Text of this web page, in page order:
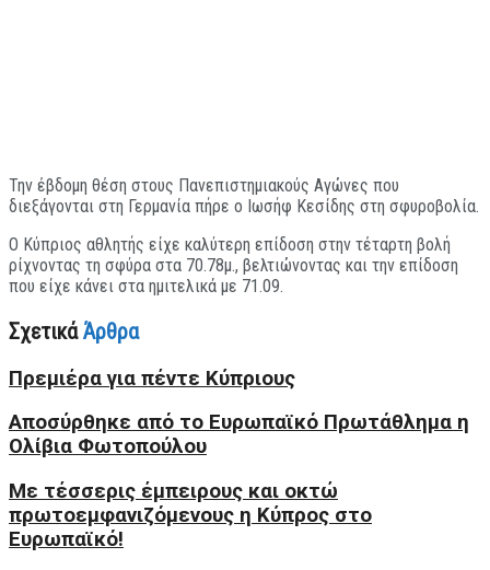
Την έβδομη θέση στους Πανεπιστημιακούς Αγώνες που
διεξάγονται στη Γερμανία πήρε ο Ιωσήφ Κεσίδης στη σφυροβολία.
Ο Κύπριος αθλητής είχε καλύτερη επίδοση στην τέταρτη βολή
ρίχνοντας τη σφύρα στα 70.78μ., βελτιώνοντας και την επίδοση
που είχε κάνει στα ημιτελικά με 71.09.
ΣχετικάΆρθρα
Πρεμιέρα για πέντε Κύπριους
Aποσύρθηκε από το Ευρωπαϊκό Πρωτάθλημα η
Ολίβια Φωτοπούλου
Με τέσσερις έμπειρους και οκτώ
πρωτοεμφανιζόμενους η Κύπρος στο
Ευρωπαϊκό!